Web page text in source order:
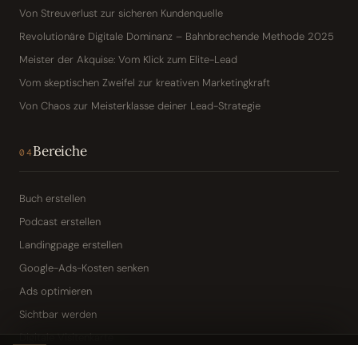
Von Streuverlust zur sicheren Kundenquelle
Revolutionäre Digitale Dominanz – Bahnbrechende Methode 2025
Meister der Akquise: Vom Klick zum Elite-Lead
Vom skeptischen Zweifel zur kreativen Marketingkraft
Von Chaos zur Meisterklasse deiner Lead-Strategie
04Bereiche
Buch erstellen
Podcast erstellen
Landingpage erstellen
Google-Ads-Kosten senken
Ads optimieren
Sichtbar werden
Digitale Visitenkarte